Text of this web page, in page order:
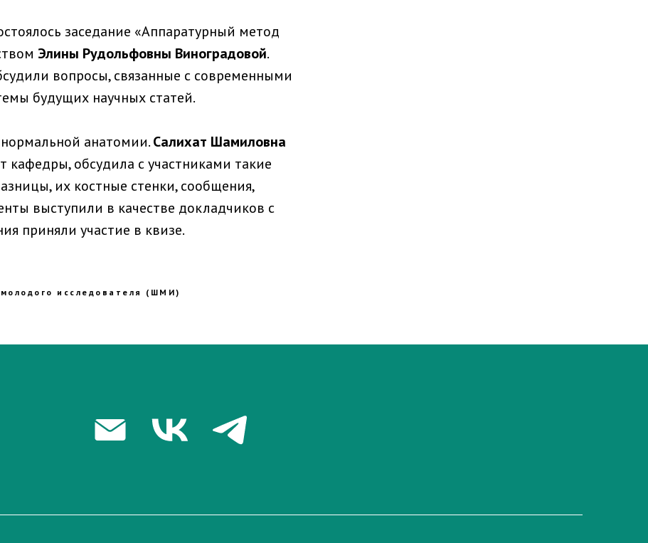
заседание «Аппаратурный метод
Элины Рудольфовны Виноградовой.
вопросы, связанные с современными
будущих научных статей.
анатомии.Салихат Шамиловна
обсудила с участниками такие
их костные стенки, сообщения,
выступили в качестве докладчиков с
приняли участие в квизе.
исследователя (ШМИ)